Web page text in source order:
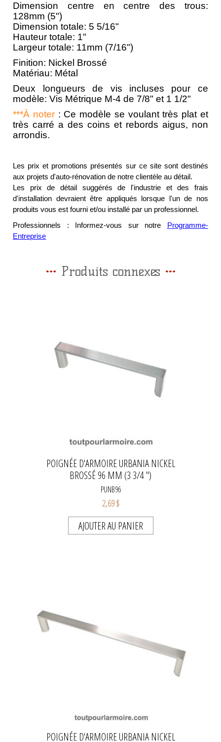
Dimension centre en centre des trous:
128mm (5")
Dimension totale: 5 5/16"
Hauteur totale: 1"
Largeur totale: 11mm (7/16")
Finition: Nickel Brossé
Matériau: Métal
Deux longueurs de vis incluses pour ce
modèle: Vis Métrique M-4 de 7/8" et 1 1/2"
***À noter: Ce modèle se voulant très plat et
très carré a des coins et rebords aigus, non
arrondis.
Les prix et promotions présentés sur ce site sont destinés
aux projets d'auto-rénovation de notre clientèle au détail.
Les prix de détail suggérés de l'industrie et des frais
d'installation devraient être appliqués lorsque l'un de nos
produits vous est fourni et/ou installé par un professionnel.
Professionnels : Informez-vous sur notre
Programme-
Entreprise
Produits connexes
POIGNÉE D'ARMOIRE URBANIA NICKEL
BROSSÉ 96 MM (3 3/4 ")
PUNB96
2,69 $
AJOUTER AU PANIER
POIGNÉE D'ARMOIRE URBANIA NICKEL